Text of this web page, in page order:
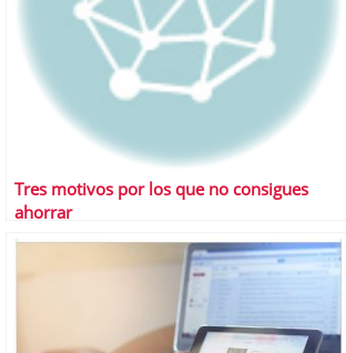
Tres motivos por los que no consigues
ahorrar